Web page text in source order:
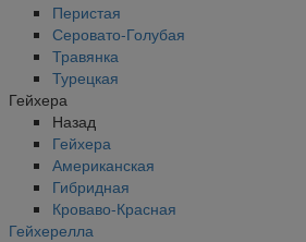
Перистая
Серовато-Голубая
Травянка
Турецкая
Гейхера
Назад
Гейхера
Американская
Гибридная
Кроваво-Красная
Гейхерелла